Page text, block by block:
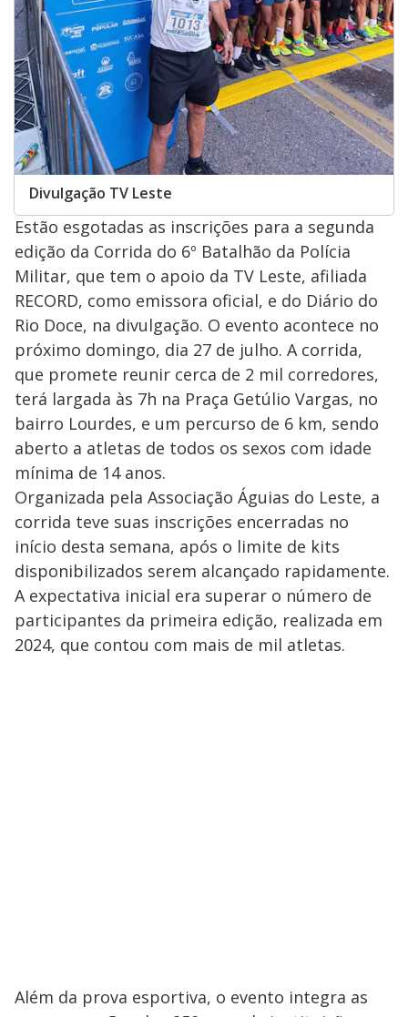
Divulgação TV Leste
Estão esgotadas as inscrições para a segunda
edição da Corrida do 6º Batalhão da Polícia
Militar, que tem o apoio da TV Leste, afiliada
RECORD, como emissora oficial, e do Diário do
Rio Doce, na divulgação. O evento acontece no
próximo domingo, dia 27 de julho. A corrida,
que promete reunir cerca de 2 mil corredores,
terá largada às 7h na Praça Getúlio Vargas, no
bairro Lourdes, e um percurso de 6 km, sendo
aberto a atletas de todos os sexos com idade
mínima de 14 anos.
Organizada pela Associação Águias do Leste, a
corrida teve suas inscrições encerradas no
início desta semana, após o limite de kits
disponibilizados serem alcançado rapidamente.
A expectativa inicial era superar o número de
participantes da primeira edição, realizada em
2024, que contou com mais de mil atletas.
Além da prova esportiva, o evento integra as